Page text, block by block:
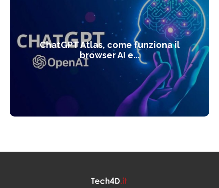
ChatGPT Atlas, come funziona il
browser AI e...